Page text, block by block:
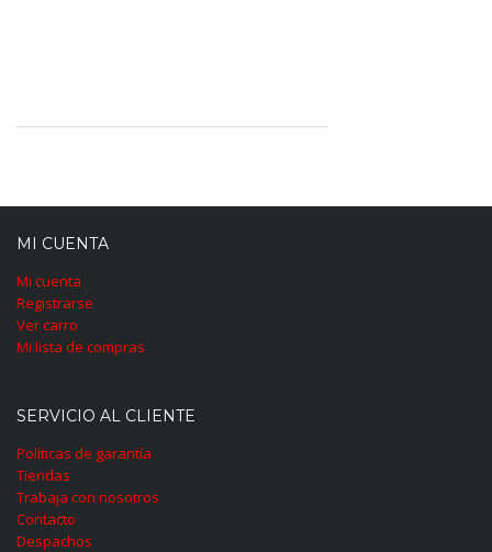
MI CUENTA
Mi cuenta
Registrarse
Ver carro
Mi lista de compras
SERVICIO AL CLIENTE
Políticas de garantía
Tiendas
Trabaja con nosotros
Contacto
Despachos